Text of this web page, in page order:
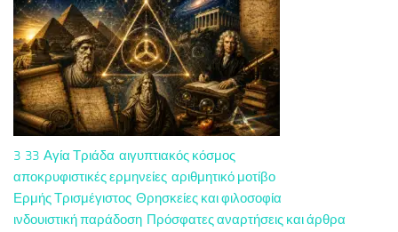
3 33 Αγία Τριάδα αιγυπτιακός κόσμος
αποκρυφιστικές ερμηνείες αριθμητικό μοτίβο
Ερμής Τρισμέγιστος Θρησκείες και φιλοσοφία
ινδουιστική παράδοση Πρόσφατες αναρτήσεις και άρθρα